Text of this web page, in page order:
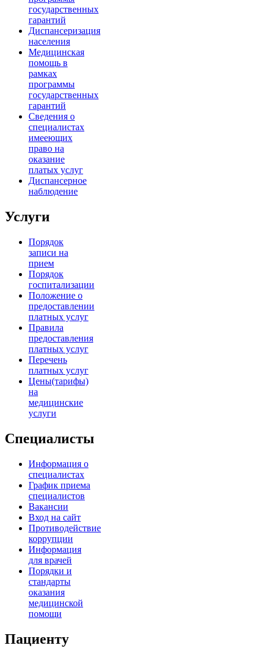
государственных
гарантий
Диспансеризация
населения
Медицинская
помощь в
рамках
программы
государственных
гарантий
Сведения о
специалистах
имееющих
право на
оказание
платых услуг
Диспансерное
наблюдение
Услуги
Порядок
записи на
прием
Порядок
госпитализации
Положение о
предоставлении
платных услуг
Правила
предоставления
платных услуг
Перечень
платных услуг
Цены(тарифы)
на
медицинские
услуги
Специалисты
Информация о
специалистах
График приема
специалистов
Вакансии
Вход на сайт
Противодействие
коррупции
Информация
для врачей
Порядки и
стандарты
оказания
медицинской
помощи
Пациенту